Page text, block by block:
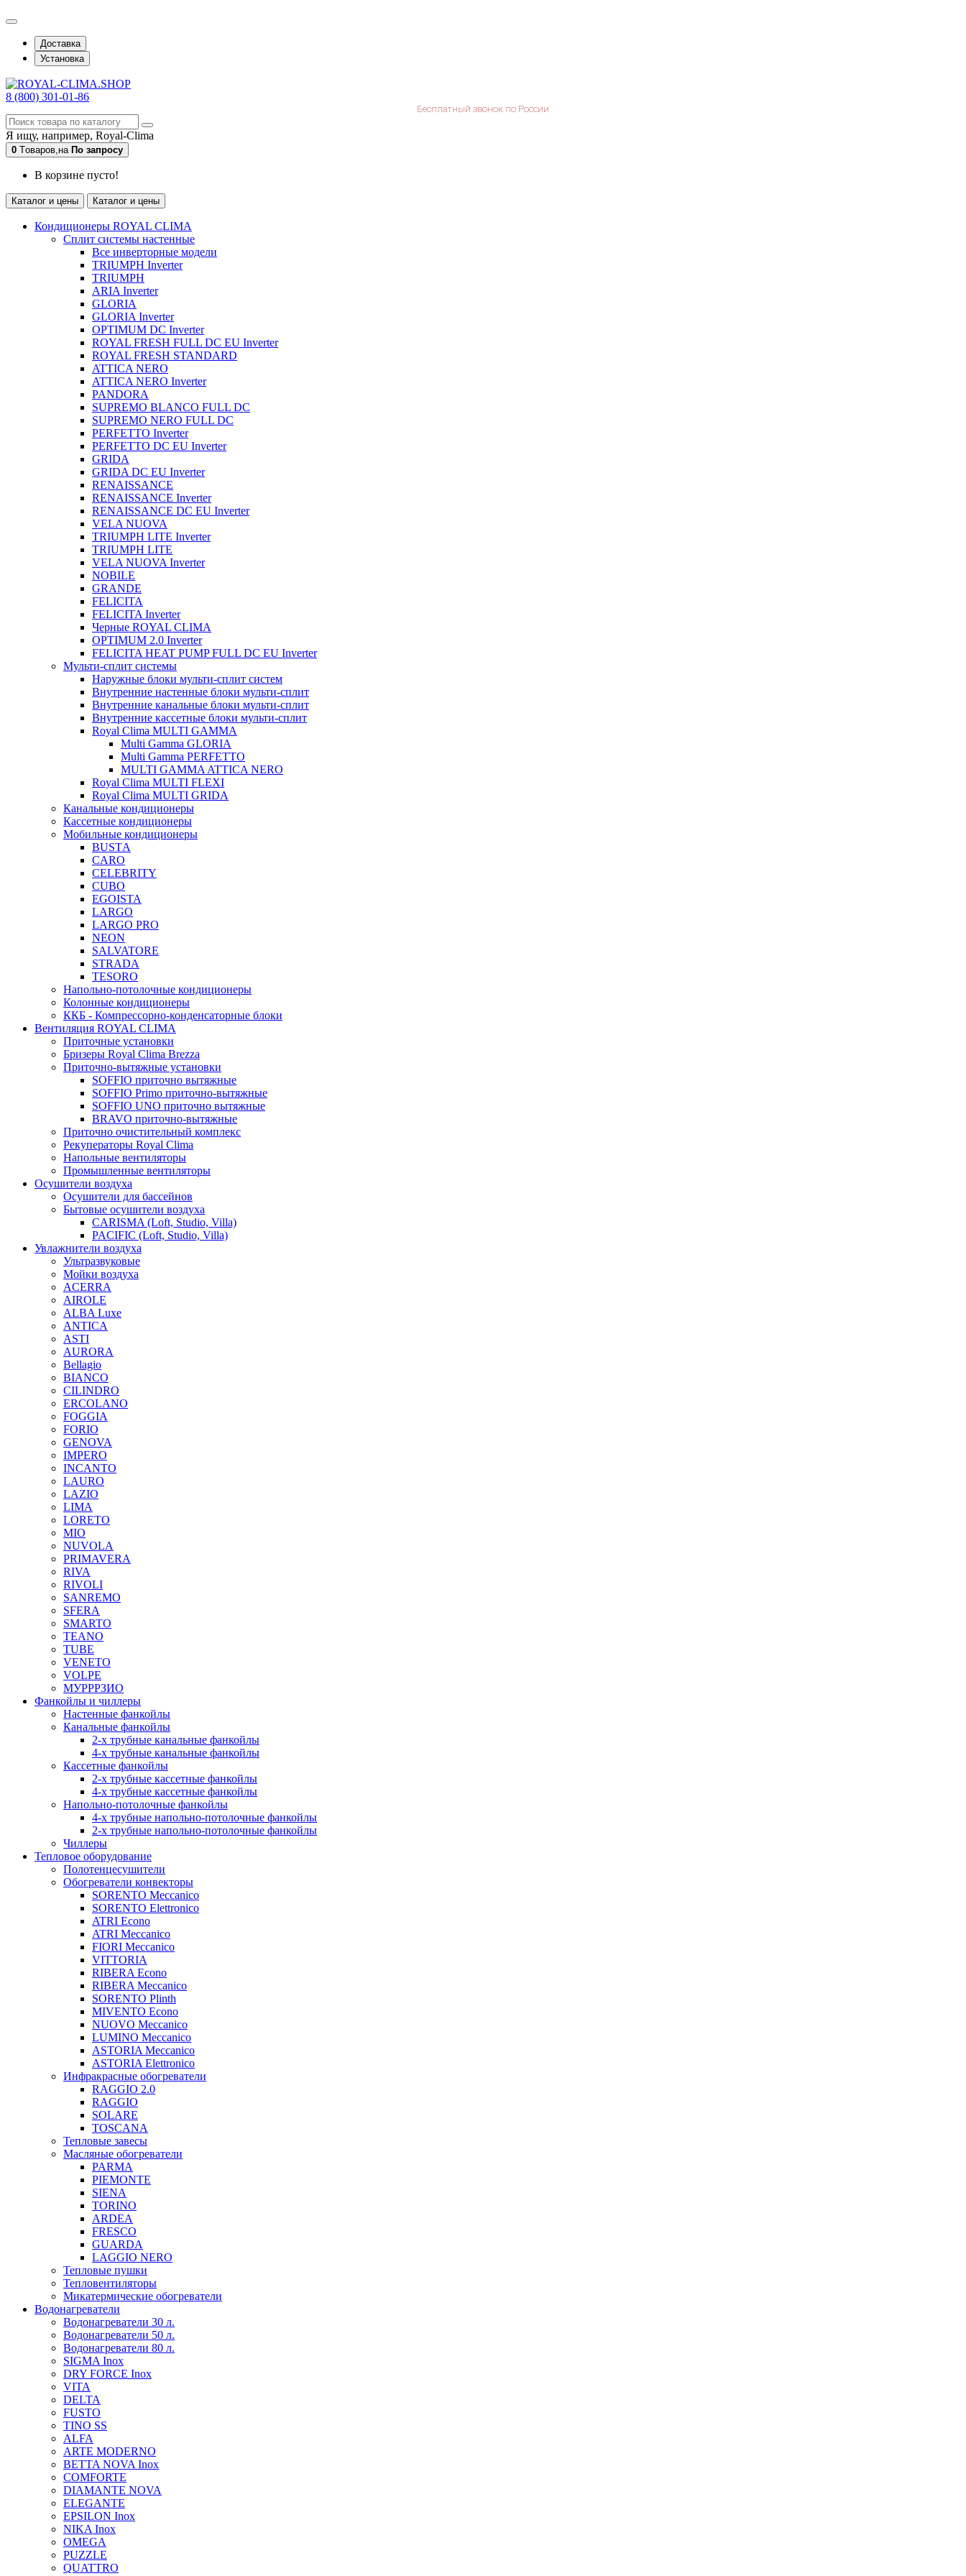
Доставка
Установка
8 (800) 301-01-86
Бесплатный звонок по России
Я ищу, например, Royal-Clima
0 Tоваров,на По запросу
В корзине пусто!
Каталог и цены Каталог и цены
Кондиционеры ROYAL CLIMA
Сплит системы настенные
Все инверторные модели
TRIUMPH Inverter
TRIUMPH
ARIA Inverter
GLORIA
GLORIA Inverter
OPTIMUM DC Inverter
ROYAL FRESH FULL DC EU Inverter
ROYAL FRESH STANDARD
ATTICA NERO
ATTICA NERO Inverter
PANDORA
SUPREMO BLANCO FULL DC
SUPREMO NERO FULL DC
PERFETTO Inverter
PERFETTO DC EU Inverter
GRIDA
GRIDA DC EU Inverter
RENAISSANCE
RENAISSANCE Inverter
RENAISSANCE DC EU Inverter
VELA NUOVA
TRIUMPH LITE Inverter
TRIUMPH LITE
VELA NUOVA Inverter
NOBILE
GRANDE
FELICITA
FELICITA Inverter
Черные ROYAL CLIMA
OPTIMUM 2.0 Inverter
FELICITA HEAT PUMP FULL DC EU Inverter
Мульти-сплит системы
Наружные блоки мульти-сплит систем
Внутренние настенные блоки мульти-сплит
Внутренние канальные блоки мульти-сплит
Внутренние кассетные блоки мульти-сплит
Royal Clima MULTI GAMMA
Multi Gamma GLORIA
Multi Gamma PERFETTO
MULTI GAMMA ATTICA NERO
Royal Clima MULTI FLEXI
Royal Clima MULTI GRIDA
Канальные кондиционеры
Кассетные кондиционеры
Мобильные кондиционеры
BUSTА
CARO
CELEBRITY
CUBO
EGOISTA
LARGO
LARGO PRO
NEON
SALVATORE
STRADA
TESORO
Напольно-потолочные кондиционеры
Колонные кондиционеры
ККБ - Компрессорно-конденсаторные блоки
Вентиляция ROYAL CLIMA
Приточные установки
Бризеры Royal Clima Brezza
Приточно-вытяжные установки
SOFFIO приточно вытяжные
SOFFIO Primo приточно-вытяжные
SOFFIO UNO приточно вытяжные
BRAVO приточно-вытяжные
Приточно очистительный комплекс
Рекуператоры Royal Clima
Напольные вентиляторы
Промышленные вентиляторы
Осушители воздуха
Осушители для бассейнов
Бытовые осушители воздуха
CARISMA (Loft, Studio, Villa)
PACIFIC (Loft, Studio, Villa)
Увлажнители воздуха
Ультразвуковые
Мойки воздуха
ACERRA
AIROLE
ALBA Luxe
ANTICA
ASTI
AURORA
Bellagio
BIANCO
CILINDRO
ERCOLANO
FOGGIA
FORIO
GENOVA
IMPERO
INCANTO
LAURO
LAZIO
LIMA
LORETO
MIO
NUVOLA
PRIMAVERA
RIVA
RIVOLI
SANREMO
SFERA
SMARTO
TEANO
TUBE
VENETO
VOLPE
МУРРРЗИО
Фанкойлы и чиллеры
Настенные фанкойлы
Канальные фанкойлы
2-х трубные канальные фанкойлы
4-х трубные канальные фанкойлы
Кассетные фанкойлы
2-х трубные кассетные фанкойлы
4-х трубные кассетные фанкойлы
Напольно-потолочные фанкойлы
4-х трубные напольно-потолочные фанкойлы
2-х трубные напольно-потолочные фанкойлы
Чиллеры
Тепловое оборудование
Полотенцесушители
Обогреватели конвекторы
SORENTO Meccanico
SORENTO Elettronico
ATRI Econo
ATRI Meccanico
FIORI Meccanico
VITTORIA
RIBERA Econo
RIBERA Meccanico
SORENTO Plinth
MIVENTO Econo
NUOVO Meccanico
LUMINO Meccanico
ASTORIA Meccanico
ASTORIA Elettronico
Инфракрасные обогреватели
RAGGIO 2.0
RAGGIO
SOLARE
TOSCANA
Тепловые завесы
Масляные обогреватели
PARMA
PIEMONTE
SIENA
TORINO
ARDEA
FRESCO
GUARDA
LAGGIO NERO
Тепловые пушки
Тепловентиляторы
Микатермические обогреватели
Водонагреватели
Водонагреватели 30 л.
Водонагреватели 50 л.
Водонагреватели 80 л.
SIGMA Inox
DRY FORCE Inox
VITA
DELTA
FUSTO
TINO SS
ALFA
ARTE MODERNO
BETTA NOVA Inox
COMFORTE
DIAMANTE NOVA
ELEGANTE
EPSILON Inox
NIKA Inox
OMEGA
PUZZLE
QUATTRO